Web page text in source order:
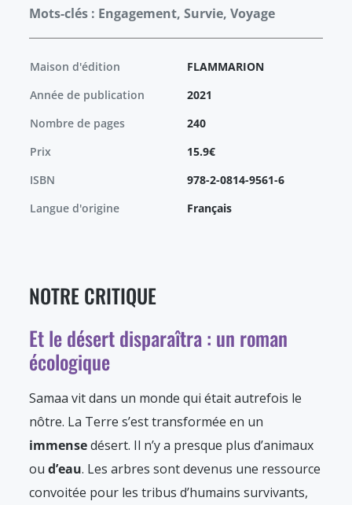
Mots-clés : Engagement, Survie, Voyage
Maison d'édition
FLAMMARION
Année de publication
2021
Nombre de pages
240
Prix
15.9€
ISBN
978-2-0814-9561-6
Langue d'origine
Français
NOTRE CRITIQUE
Et le désert disparaîtra : un roman
écologique
Samaa vit dans un monde qui était autrefois le
nôtre. La Terre s’est transformée en un
immensedésert. Il n’y a presque plus d’animaux
ou d’eau. Les arbres sont devenus une ressource
convoitée pour les tribus d’humains survivants,